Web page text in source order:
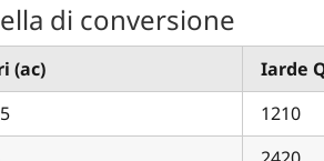
di conversione
(ac)
Iarde
1210